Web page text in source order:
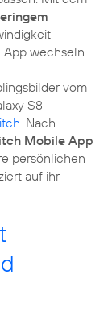
App wechseln.
vom
S8
. Nach
Mobile App
persönlichen
auf ihr